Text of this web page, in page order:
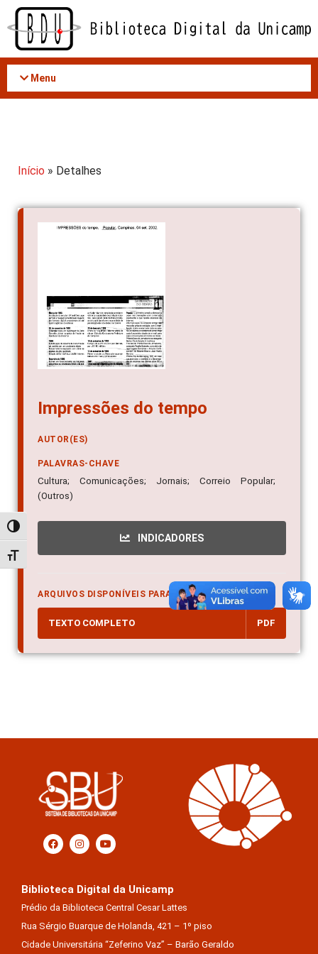
Acessar
conteúdo
Alternar alto contraste
Alternar tamanho da fonte
Menu
Início » Detalhes
Impressões do tempo
AUTOR(ES)
PALAVRAS-CHAVE
Cultura; Comunicações; Jornais; Correio Popular;
(Outros)
INDICADORES
ARQUIVOS DISPONÍVEIS PARA DOWNLOAD
TEXTO COMPLETO PDF
Biblioteca Digital da Unicamp
Prédio da Biblioteca Central Cesar Lattes
Rua Sérgio Buarque de Holanda, 421 – 1º piso
Cidade Universitária “Zeferino Vaz” – Barão Geraldo